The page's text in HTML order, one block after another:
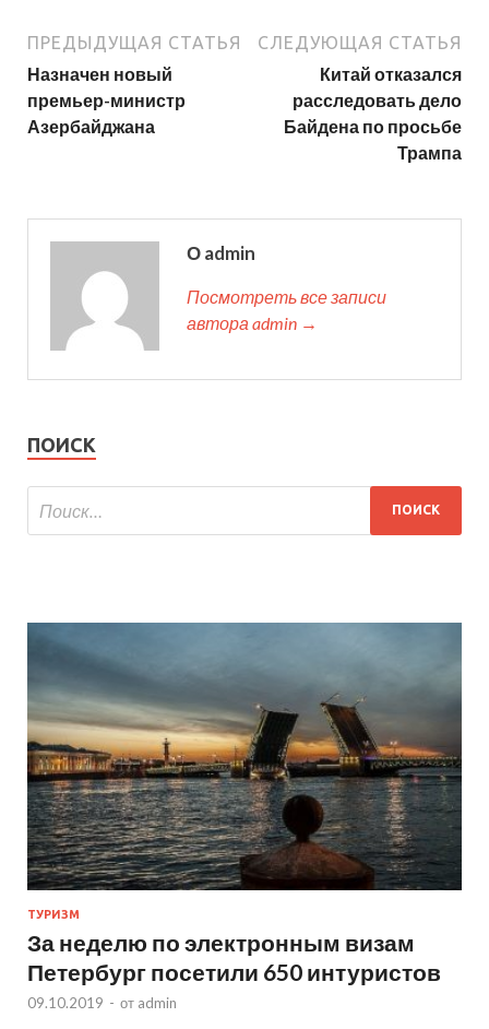
ПРЕДЫДУЩАЯ СТАТЬЯ
Назначен новый
премьер-министр
Азербайджана
СЛЕДУЮЩАЯ СТАТЬЯ
Китай отказался
расследовать дело
Байдена по просьбе
Трампа
О admin
Посмотреть все записи
автора admin →
ПОИСК
ТУРИЗМ
За неделю по электронным визам
Петербург посетили 650 интуристов
09.10.2019 - от admin